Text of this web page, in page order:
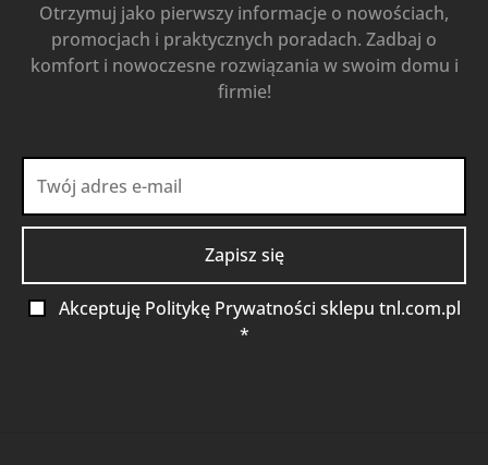
Otrzymuj jako pierwszy informacje o nowościach,
promocjach i praktycznych poradach. Zadbaj o
komfort i nowoczesne rozwiązania w swoim domu i
firmie!
Akceptuję Politykę Prywatności sklepu tnl.com.pl
*